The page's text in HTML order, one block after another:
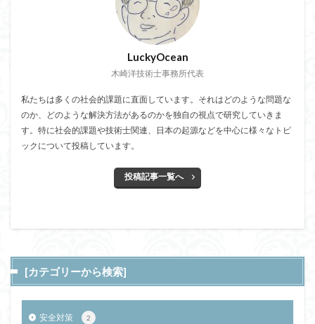
LuckyOcean
木崎洋技術士事務所代表
私たちは多くの社会的課題に直面しています。それはどのような問題な
のか、どのような解決方法があるのかを独自の視点で研究していきま
す。特に社会的課題や技術士関連、日本の起源などを中心に様々なトピ
ックについて投稿しています。
投稿記事一覧へ
[カテゴリーから検索]
安全対策 2